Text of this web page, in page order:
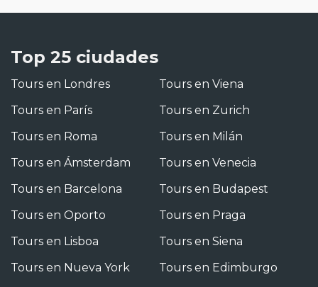
Top 25 ciudades
Tours en Londres
Tours en París
Tours en Roma
Tours en Ámsterdam
Tours en Barcelona
Tours en Oporto
Tours en Lisboa
Tours en Nueva York
Tours en Viena
Tours en Zurich
Tours en Milán
Tours en Venecia
Tours en Budapest
Tours en Praga
Tours en Siena
Tours en Edimburgo